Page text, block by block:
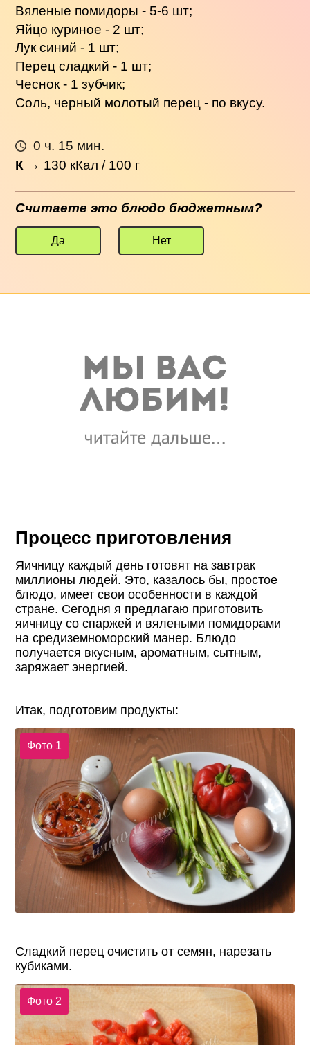
Вяленые помидоры - 5-6 шт;
Яйцо куриное - 2 шт;
Лук синий - 1 шт;
Перец сладкий - 1 шт;
Чеснок - 1 зубчик;
Соль, черный молотый перец - по вкусу.
0 ч. 15 мин.
К → 130 кКал / 100 г
Считаете это блюдо бюджетным?
Да Нет
Процесс приготовления
Яичницу каждый день готовят на завтрак
миллионы людей. Это, казалось бы, простое
блюдо, имеет свои особенности в каждой
стране. Сегодня я предлагаю приготовить
яичницу со спаржей и вялеными помидорами
на средиземноморский манер. Блюдо
получается вкусным, ароматным, сытным,
заряжает энергией.
Итак, подготовим продукты:
Фото 1
Сладкий перец очистить от семян, нарезать
кубиками.
Фото 2